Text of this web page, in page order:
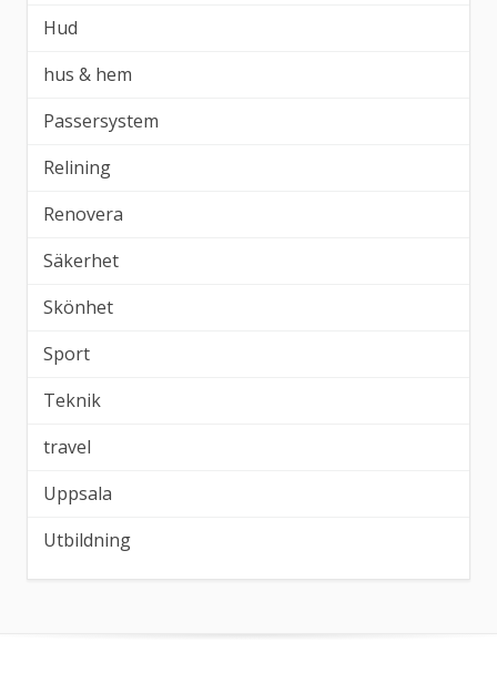
Hud
hus & hem
Passersystem
Relining
Renovera
Säkerhet
Skönhet
Sport
Teknik
travel
Uppsala
Utbildning